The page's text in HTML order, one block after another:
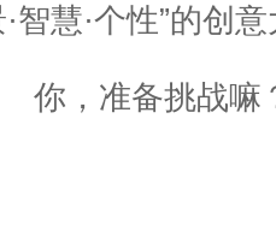
·智慧·个性”的创
你，准备挑战嘛